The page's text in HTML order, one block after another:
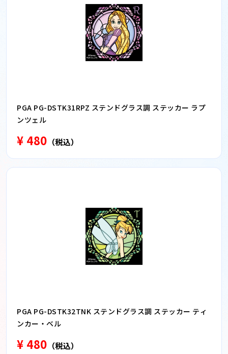
PGA PG-DSTK31RPZ ステンドグラス調 ステッカー ラプ
ンツェル
¥ 480 （税込）
PGA PG-DSTK32TNK ステンドグラス調 ステッカー ティ
ンカー・ベル
¥ 480 （税込）